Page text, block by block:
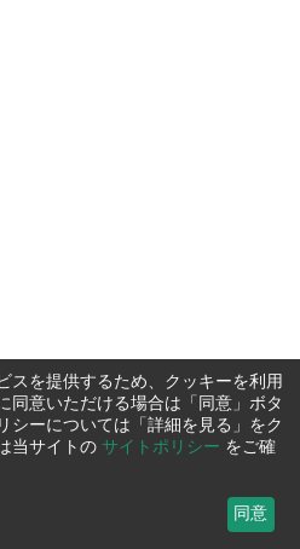
スを提供するため、クッキーを利用
同意いただける場合は「同意」ボタ
シーについては「詳細を見る」をク
当サイトの サイトポリシー をご確
同意